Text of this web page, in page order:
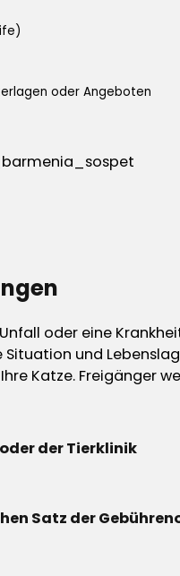
oder Angeboten
oder eine
Situation und
Katze. Freigänger
der Tierklinik
Satz der